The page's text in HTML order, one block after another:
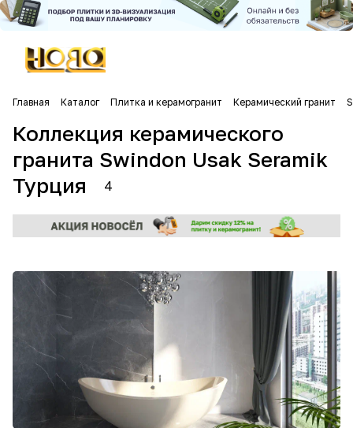
Главная Каталог Плитка и керамогранит Керамический гранит
Коллекция керамического
гранита Swindon Usak Seramik
Турция
4